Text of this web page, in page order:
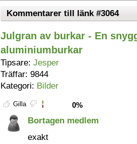
Kommentarer till länk #3064
Julgran av burkar - En
aluminiumburkar
Tipsare: Jesper
Träffar: 9844
Kategori: Bilder
Gilla 0%
Bortagen medlem
exakt